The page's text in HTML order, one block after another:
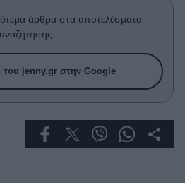
άρθρα στα αποτελέσματα
αναζήτησης.
του jenny.gr στην Google